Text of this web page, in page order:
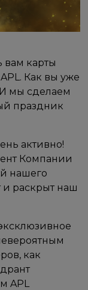
вам карты
Как вы уже
И мы сделаем
праздник
активно!
Компании
нашего
раскрыт наш
как
APL